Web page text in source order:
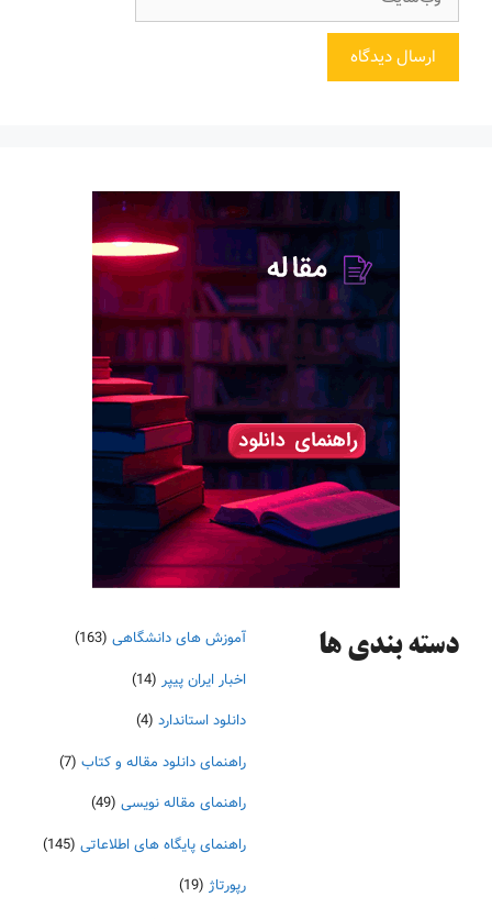
دسته‌ بندی ها آموزش های دانشگاهی (163)
اخبار ایران پیپر (14)
دانلود استاندارد (4)
راهنمای دانلود مقاله و کتاب (7)
راهنمای مقاله نویسی (49)
راهنمای پایگاه های اطلاعاتی (145)
رپورتاژ (19)